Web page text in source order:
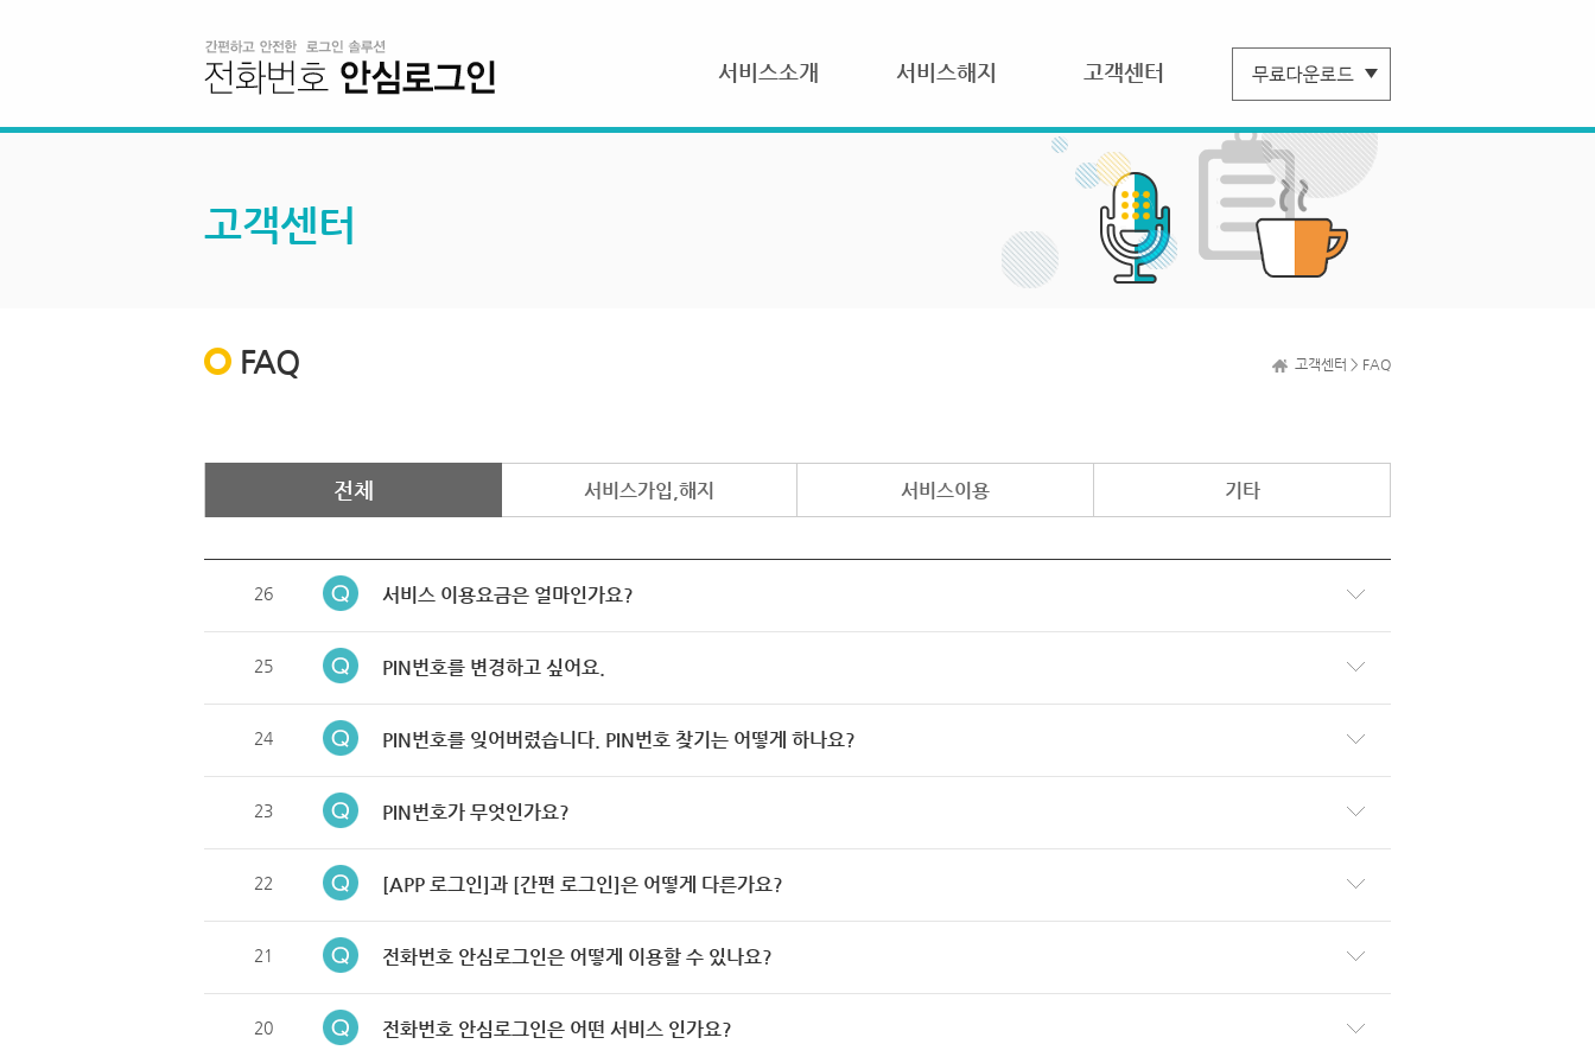
서비스소개 서비스해지 고객센터
고객센터
FAQ 고객센터 > FAQ
전체 서비스가입,해지 서비스이용 기타
26 서비스 이용요금은 얼마인가요?
25 PIN번호를 변경하고 싶어요.
24 PIN번호를 잊어버렸습니다. PIN번호 찾기는 어떻게 하나요?
23 PIN번호가 무엇인가요?
22 [APP 로그인]과 [간편 로그인]은 어떻게 다른가요?
21 전화번호 안심로그인은 어떻게 이용할 수 있나요?
20 전화번호 안심로그인은 어떤 서비스 인가요?